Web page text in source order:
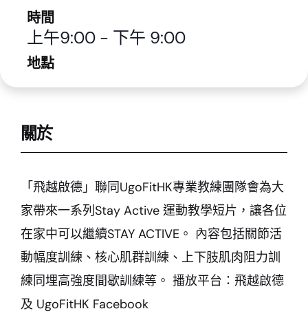
關於
「飛越啟德」聯同UgoFitHK專業教練團隊會為大
家帶來一系列Stay Active 運動教學短片，讓各位
在家中可以繼續STAY ACTIVE。 內容包括關節活
動幅度訓練、核心肌群訓練、上下肢肌肉阻力訓
練同埋高強度間歇訓練等。 播放平台：飛越啟德
及 UgoFitHK Facebook
時間
上午9:00 - 下午 9:00
地點